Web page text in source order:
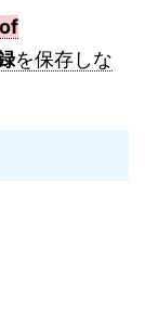
を保存しな